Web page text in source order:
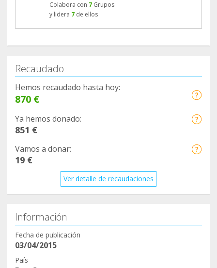
Colabora con 7 Grupos
y lidera 7 de ellos
Recaudado
Hemos recaudado hasta hoy:
870 €
Ya hemos donado:
851 €
Vamos a donar:
19 €
Ver detalle de recaudaciones
Información
Fecha de publicación
03/04/2015
País